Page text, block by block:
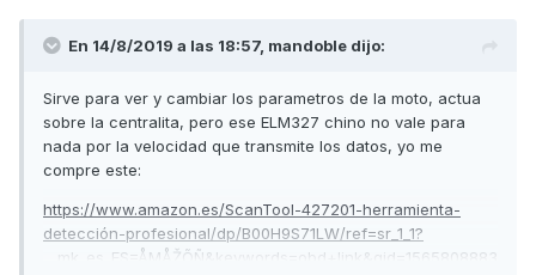
En 14/8/2019 a las 18:57, mandoble dijo:
Sirve para ver y cambiar los parametros de la moto, actua
sobre la centralita, pero ese ELM327 chino no vale para
nada por la velocidad que transmite los datos, yo me
compre este:
https://www.amazon.es/ScanTool-427201-herramienta-
detección-profesional/dp/B00H9S71LW/ref=sr_1_1?
__mk_es_ES=ÅMÅŽÕÑ&keywords=obd+link&qid=1565808883